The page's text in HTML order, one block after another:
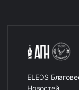
ELEOS
Новостей